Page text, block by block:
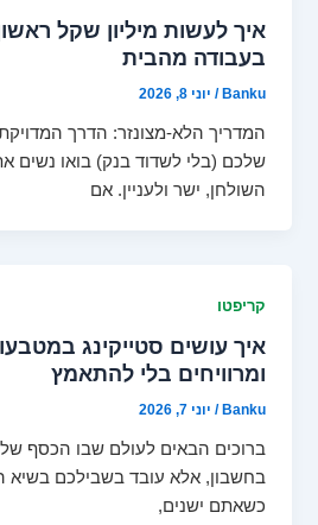
איך לעשות מיליון שקל
בעבודה מהבית
Banku
/ יוני 8, 2026
המדריך הלא-מצונזר: הדרך המדויקת
שלכם (בלי לשדוד בנק) בואו נשים
השולחן, ישר ולעניין. אם
קריפטו
איך עושים סטייקינג
ומרוויחים בלי להתאמץ
Banku
/ יוני 7, 2026
ברוכים הבאים לעולם שבו הכסף
כשאתם ישנים,